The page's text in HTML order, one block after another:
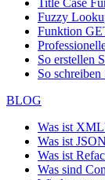
Title Case
Fuzzy
Funktion
So erstellen
So
BLOG
Was ist
Was ist
Was ist
Was sind